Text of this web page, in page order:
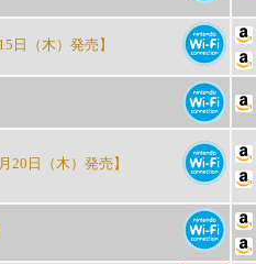
日（木）発売】
20日（木）発売】